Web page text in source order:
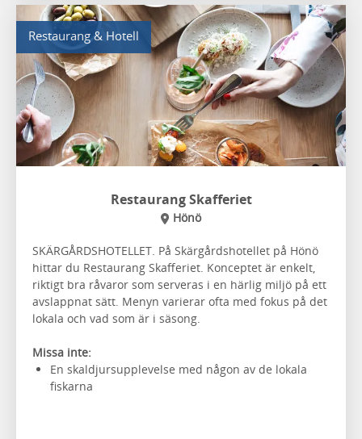
Restaurang & Hotell
Restaurang Skafferiet
Hönö
SKÄRGÅRDSHOTELLET. På Skärgårdshotellet på Hönö
hittar du Restaurang Skafferiet. Konceptet är enkelt,
riktigt bra råvaror som serveras i en härlig miljö på ett
avslappnat sätt. Menyn varierar ofta med fokus på det
lokala och vad som är i säsong.
Missa inte:
En skaldjursupplevelse med någon av de lokala
fiskarna